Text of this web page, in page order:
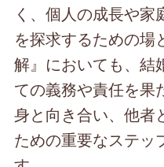
く、個人の成長や
を探求するための場
解』においても、結
ての義務や責任を果
身と向き合い、他者
ための重要なステッ